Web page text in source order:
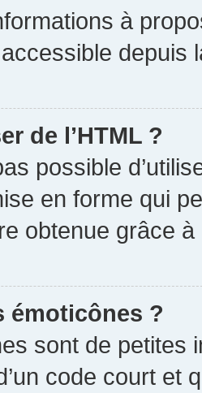
à
depuis
de l’HTML ?
possible
en forme qui
obtenue grâce à
émoticônes ?
sont de petites
code court et